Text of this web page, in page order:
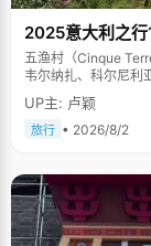
2025意大利之
五渔村（Cinque
韦尔纳扎、科尔尼利
山傍海，房屋色彩斑
UP主: 卢颖
旅行 • 2026/8/2